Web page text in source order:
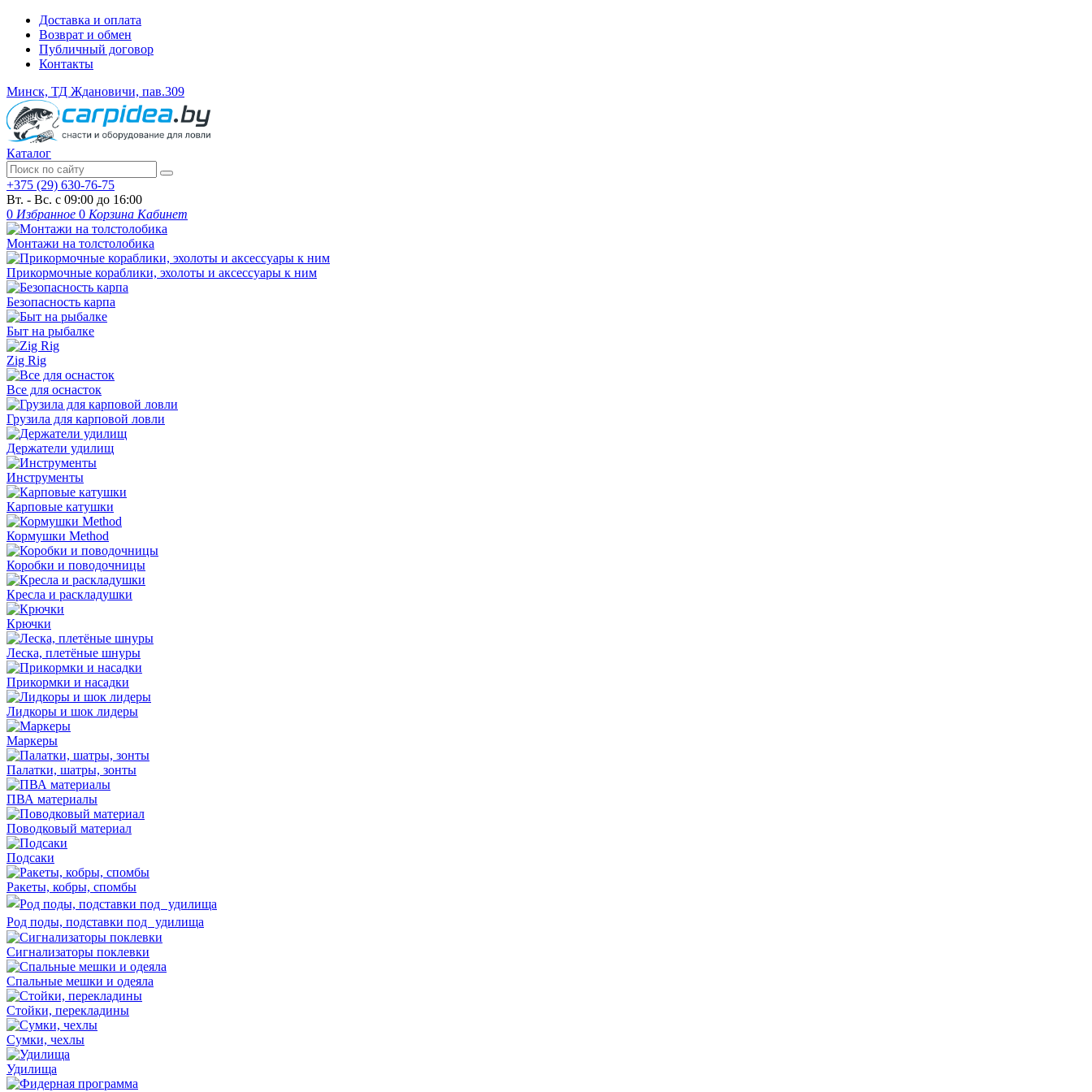
Доставка и оплата
Возврат и обмен
Публичный договор
Контакты
Минск, ТД Ждановичи, пав.309
Каталог
+375 (29) 630-76-75
Вт. - Вс. с 09:00 до 16:00
0 Избранное 0 Корзина Кабинет
Монтажи на толстолобика
Прикормочные кораблики, эхолоты и аксессуары к ним
Безопасность карпа
Быт на рыбалке
Zig Rig
Все для оснасток
Грузила для карповой ловли
Держатели удилищ
Инструменты
Карповые катушки
Кормушки Method
Коробки и поводочницы
Кресла и раскладушки
Крючки
Леска, плетёные шнуры
Прикормки и насадки
Лидкоры и шок лидеры
Маркеры
Палатки, шатры, зонты
ПВА материалы
Поводковый материал
Подсаки
Ракеты, кобры, спомбы
Род поды, подставки под удилища
Сигнализаторы поклевки
Спальные мешки и одеяла
Стойки, перекладины
Сумки, чехлы
Удилища